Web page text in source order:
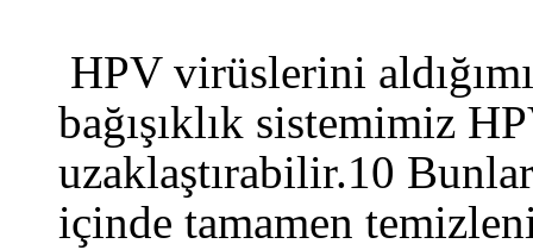
HPV virüslerini
bağışıklık sistemimiz
uzaklaştırabilir.10
içinde tamamen